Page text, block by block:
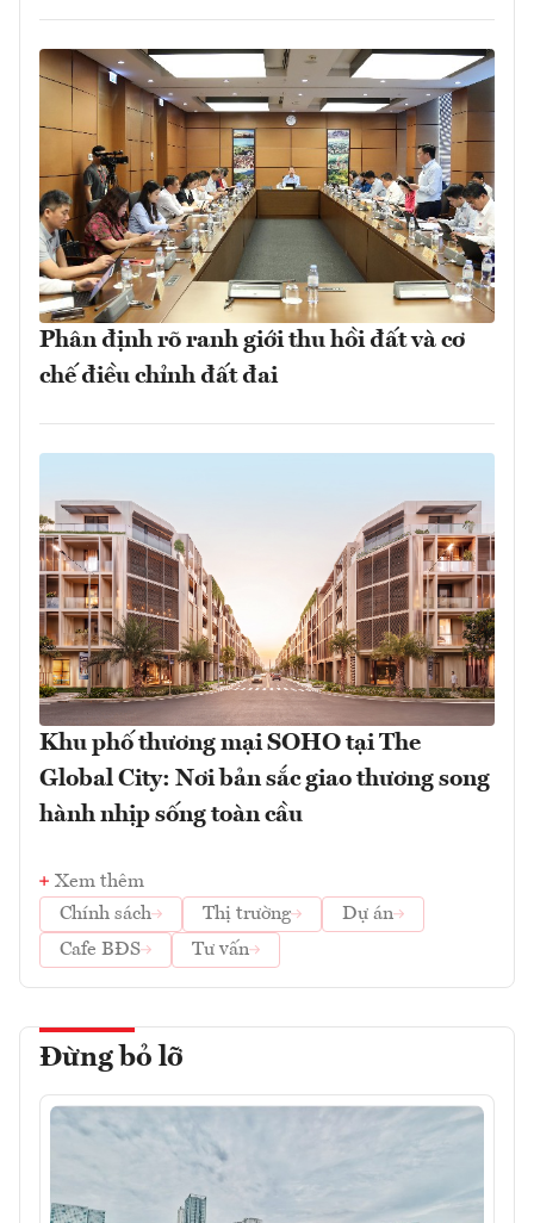
Phân định rõ ranh giới thu hồi đất và cơ
chế điều chỉnh đất đai
Khu phố thương mại SOHO tại The
Global City: Nơi bản sắc giao thương song
hành nhịp sống toàn cầu
Xem thêm
Chính sách
Thị trường
Dự án
Cafe BĐS
Tư vấn
Đừng bỏ lỡ